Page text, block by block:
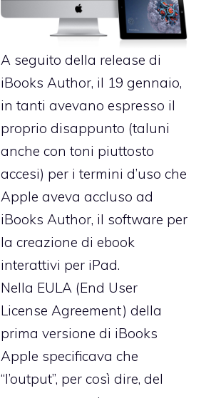
A seguito della release di
iBooks Author, il 19 gennaio,
in tanti avevano espresso il
proprio disappunto (taluni
anche con toni piuttosto
accesi) per i termini d’uso che
Apple aveva accluso ad
iBooks Author, il software per
la creazione di ebook
interattivi per iPad.
Nella EULA (End User
License Agreement) della
prima versione di iBooks
Apple specificava che
“l’output”, per così dire, del